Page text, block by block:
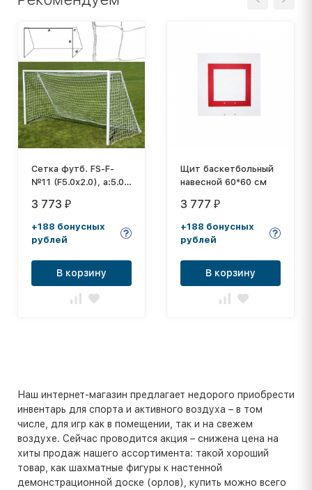
Сетка футб. FS-F-
№11 (F5.0x2.0), a:5.0
нить 3,5 мм ПП, яч.
10*10см, белая
3 773 ₽
+188 бонусных
рублей
В корзину
Щит баскетбольный
навесной 60*60 см
3 777 ₽
+188 бонусных
рублей
В корзину
Наш интернет-магазин предлагает недорого приобрести
инвентарь для спорта и активного воздуха – в том
числе, для игр как в помещении, так и на свежем
воздухе. Сейчас проводится акция – снижена цена на
хиты продаж нашего ассортимента: такой хороший
товар, как шахматные фигуры к настенной
демонстрационной доске (орлов), купить можно всего